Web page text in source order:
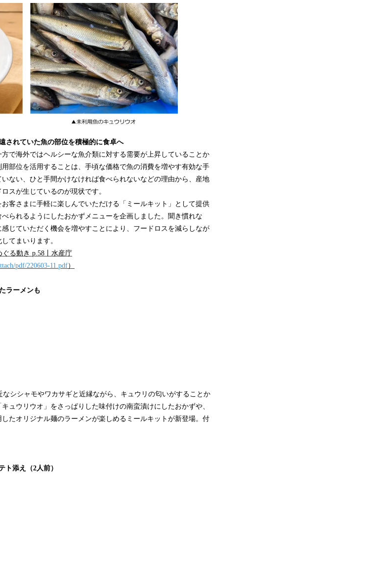
されていた魚の部位を積極的に食卓へ
で海外ではヘルシーな魚介類に対する需要が上昇していることか
部位を活用することは、手頃な価格で魚の消費を増やす有効な手
ない、ひと手間かけなければ食べられないなどの理由から、産地
スが生じているのが現状です。
客さまに手軽に楽しんでいただける「ミールキット」として提供
られるようにしたおかずメニューを企画しました。聞き慣れな
じていただく機会を増やすことにより、フードロスを減らしなが
てまいります。
る動き p.58丨水産庁
pdf/220603-11.pdf）
ラーメンも
シシャモやワカサギと近縁ながら、キュウリの匂いがすることか
ュウリウオ」をさっぱりした味付けの南蛮漬けにしたおかずや、
たオリジナル麺のラーメンが楽しめるミールキットが新登場。付
添え（2人前）